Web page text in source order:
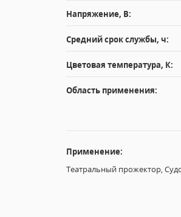
Напряжение, В:
Средний срок службы, ч:
Цветовая температура, К:
Область применения:
Применение:
Театральный прожектор,